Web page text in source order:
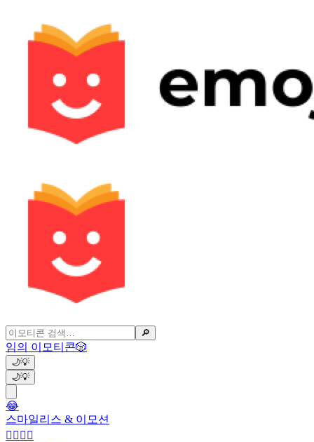
🔎
임의 이모티콘🎲
🌙💡
🌙💡
😂
스마일리스 & 이모션
👩‍❤️‍💋‍👨